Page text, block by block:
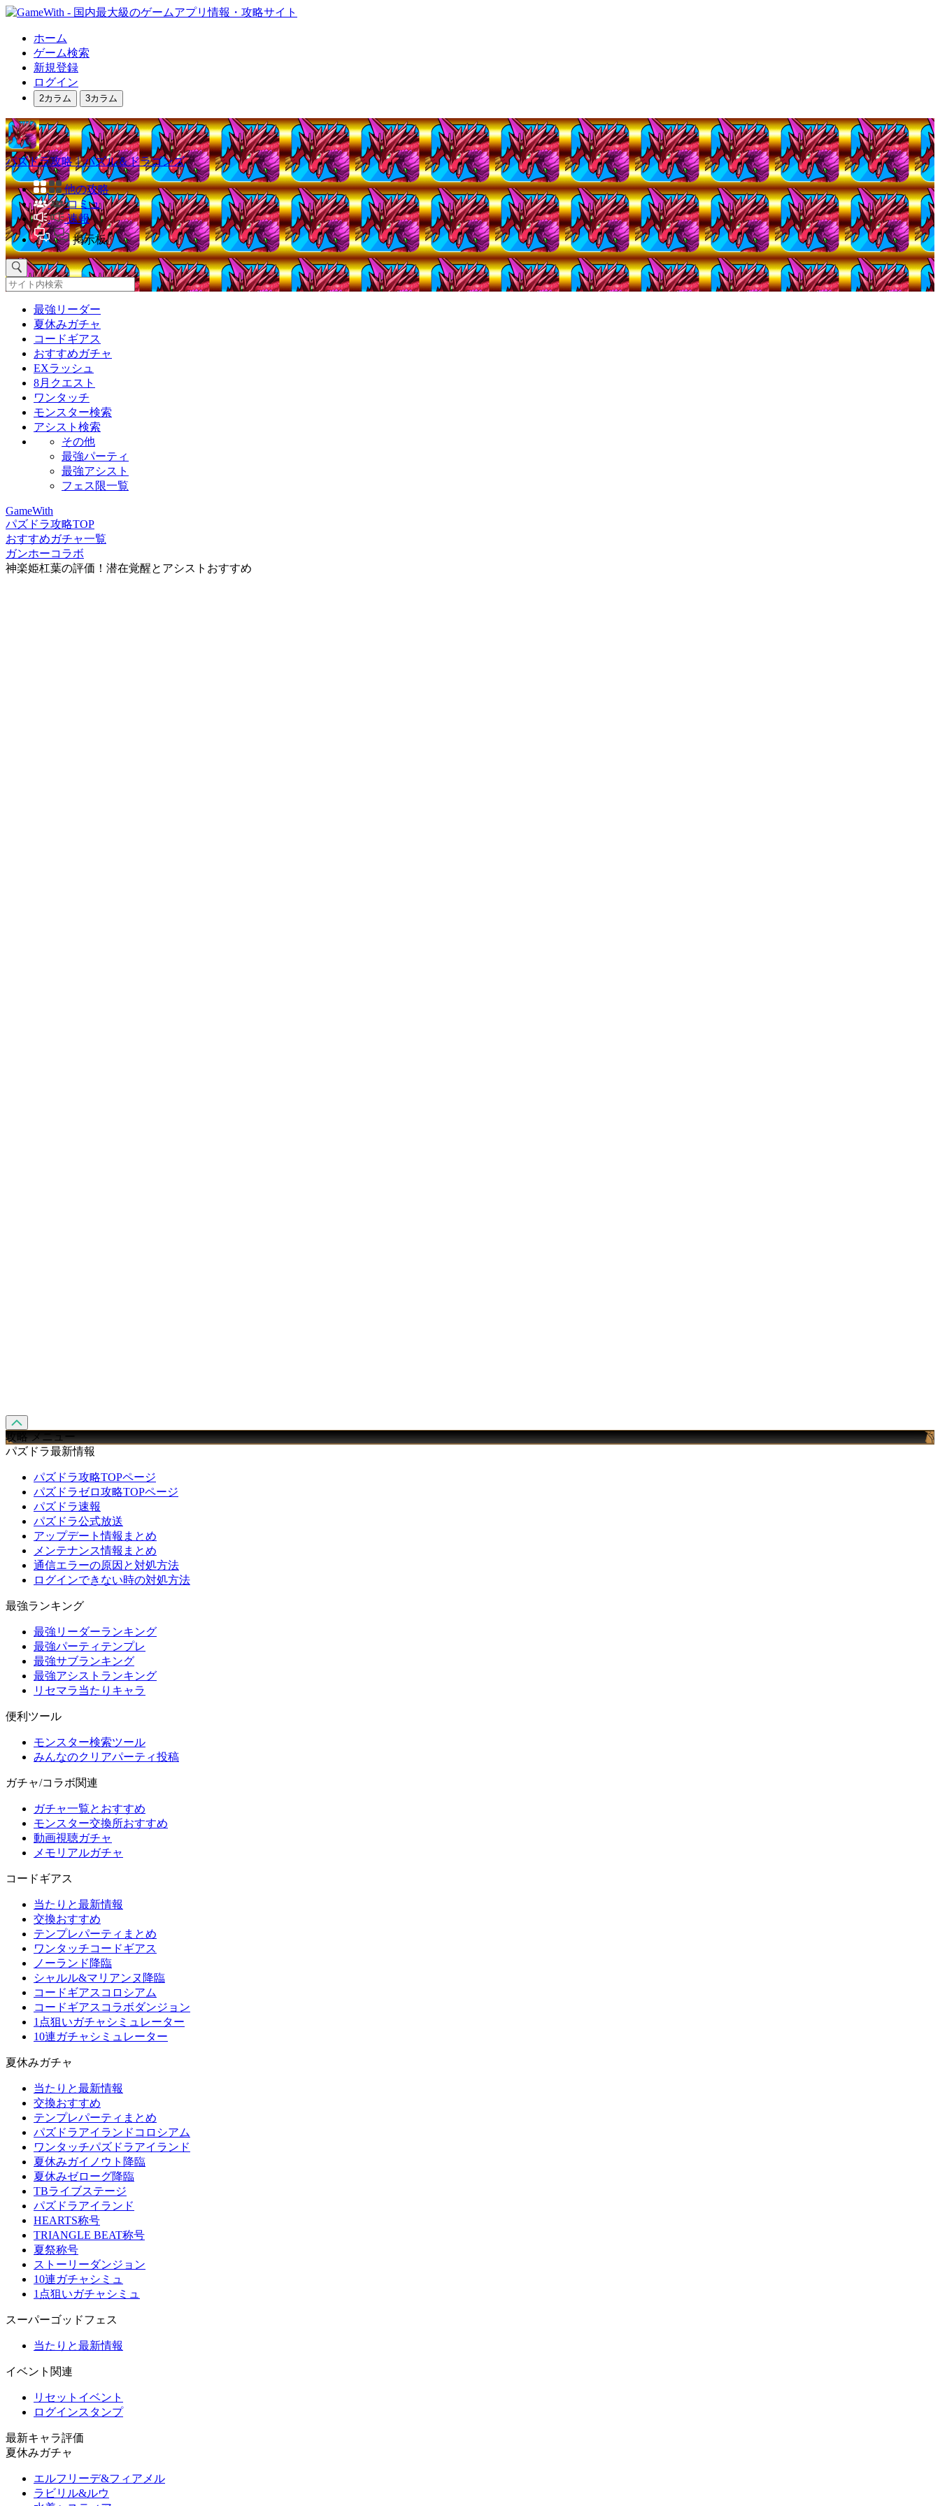
ホーム
ゲーム検索
新規登録
ログイン
2カラム 3カラム
パズドラ攻略｜パズル＆ドラゴンズ
他の攻略
コミュ
速報
掲示板
最強リーダー
夏休みガチャ
コードギアス
おすすめガチャ
EXラッシュ
8月クエスト
ワンタッチ
モンスター検索
アシスト検索
その他
最強パーティ
最強アシスト
フェス限一覧
GameWith
パズドラ攻略TOP
おすすめガチャ一覧
ガンホーコラボ
神楽姫杠葉の評価！潜在覚醒とアシストおすすめ
攻略 メニュー
パズドラ最新情報
パズドラ攻略TOPページ
パズドラゼロ攻略TOPページ
パズドラ速報
パズドラ公式放送
アップデート情報まとめ
メンテナンス情報まとめ
通信エラーの原因と対処方法
ログインできない時の対処方法
最強ランキング
最強リーダーランキング
最強パーティテンプレ
最強サブランキング
最強アシストランキング
リセマラ当たりキャラ
便利ツール
モンスター検索ツール
みんなのクリアパーティ投稿
ガチャ/コラボ関連
ガチャ一覧とおすすめ
モンスター交換所おすすめ
動画視聴ガチャ
メモリアルガチャ
コードギアス
当たりと最新情報
交換おすすめ
テンプレパーティまとめ
ワンタッチコードギアス
ノーランド降臨
シャルル&マリアンヌ降臨
コードギアスコロシアム
コードギアスコラボダンジョン
1点狙いガチャシミュレーター
10連ガチャシミュレーター
夏休みガチャ
当たりと最新情報
交換おすすめ
テンプレパーティまとめ
パズドラアイランドコロシアム
ワンタッチパズドラアイランド
夏休みガイノウト降臨
夏休みゼローグ降臨
TBライブステージ
パズドラアイランド
HEARTS称号
TRIANGLE BEAT称号
夏祭称号
ストーリーダンジョン
10連ガチャシミュ
1点狙いガチャシミュ
スーパーゴッドフェス
当たりと最新情報
イベント関連
リセットイベント
ログインスタンプ
最新キャラ評価
夏休みガチャ
エルフリーデ&フィアメル
ラビリル&ルウ